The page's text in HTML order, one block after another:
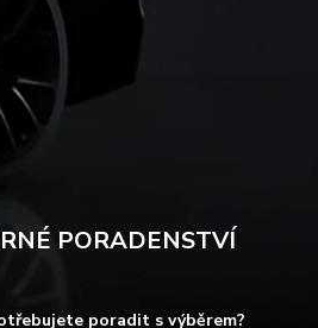
PORADENSTVÍ
poradit s výběrem?